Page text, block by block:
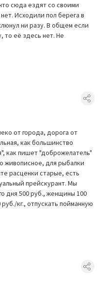
сюда ездят со своими
Исходили пол берега в
ни разу. В общем если
то её здесь нет. Не
от города, дорога от
как большинство
как пишет "доброжелатель"
живописное, для рыбалки
расценки старые, есть
прейскурант. Мы
дня 500 руб., женщины 100
кг., отпускать пойманную